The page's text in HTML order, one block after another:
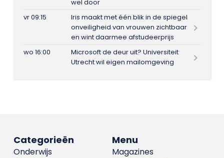
wel door
vr 09:15
Iris maakt met één blik in de spiegel
onveiligheid van vrouwen zichtbaar
en wint daarmee afstudeerprijs
wo 16:00
Microsoft de deur uit? Universiteit
Utrecht wil eigen mailomgeving
Menu
Magazines
Categorieën
Onderwijs